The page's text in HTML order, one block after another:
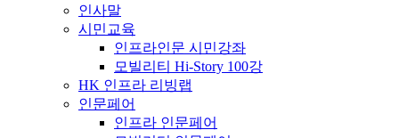
인사말
시민교육
인프라인문 시민강좌
모빌리티 Hi-Story 100강
HK 인프라 리빙랩
인문페어
인프라 인문페어